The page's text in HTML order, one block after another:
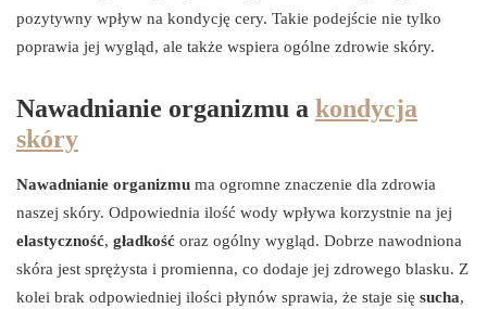
pozytywny wpływ na kondycję cery. Takie podejście nie tylko
poprawia jej wygląd, ale także wspiera ogólne zdrowie skóry.
Nawadnianie organizmu a kondycja
skóry
Nawadnianie organizmu ma ogromne znaczenie dla zdrowia
naszej skóry. Odpowiednia ilość wody wpływa korzystnie na jej
elastyczność, gładkość oraz ogólny wygląd. Dobrze nawodniona
skóra jest sprężysta i promienna, co dodaje jej zdrowego blasku. Z
kolei brak odpowiedniej ilości płynów sprawia, że staje się sucha,